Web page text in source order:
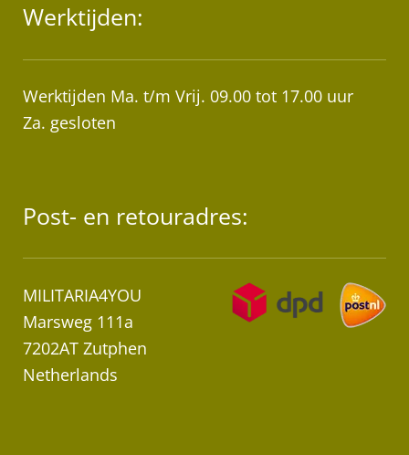
Werktijden:
Werktijden Ma. t/m Vrij. 09.00 tot 17.00 uur
Za. gesloten
Post- en retouradres:
MILITARIA4YOU
Marsweg 111a
7202AT Zutphen
Netherlands